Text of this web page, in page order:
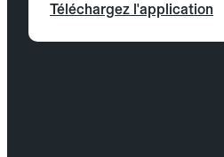
Téléchargez l'application